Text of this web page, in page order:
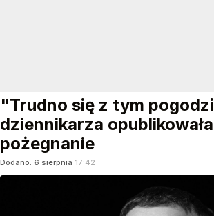
"Trudno się z tym
dziennikarza opublikowała
pożegnanie
Dodano: 6 sierpnia 17:42